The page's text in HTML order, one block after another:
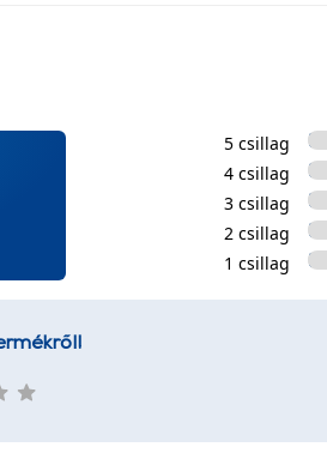
5 csillag
4 csillag
3 csillag
2 csillag
1 csillag